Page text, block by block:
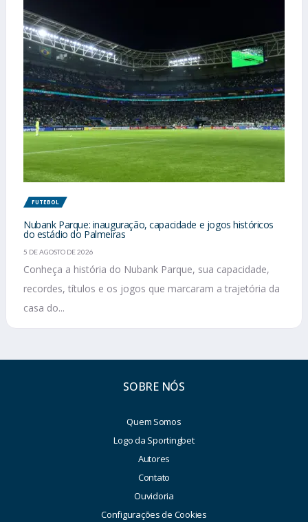
FUTEBOL
Nubank Parque: inauguração, capacidade e jogos históricos
do estádio do Palmeiras
5 DE AGOSTO DE 2026
Conheça a história do Nubank Parque, sua capacidade,
recordes, títulos e os jogos que marcaram a trajetória da
casa do...
SOBRE NÓS
Quem Somos
Logo da Sportingbet
Autores
Contato
Ouvidoria
Configurações de Cookies